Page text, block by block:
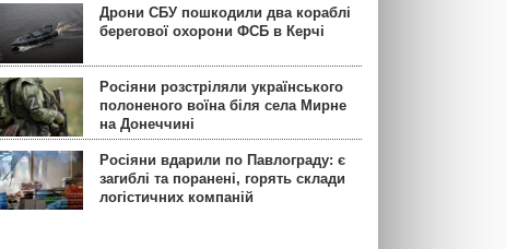
Дрони СБУ пошкодили два кораблі
берегової охорони ФСБ в Керчі
Росіяни розстріляли українського
полоненого воїна біля села Мирне
на Донеччині
Росіяни вдарили по Павлограду: є
загиблі та поранені, горять склади
логістичних компаній